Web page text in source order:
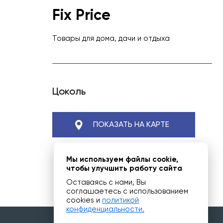
Fix Price
Товары для дома, дачи и отдыха
Цоколь
ПОКАЗАТЬ НА КАРТЕ
Мы используем файлы cookie,
чтобы улучшить работу сайта
Оставаясь с нами, Вы
соглашаетесь с использованием
cookies и политикой
конфиденциальности.